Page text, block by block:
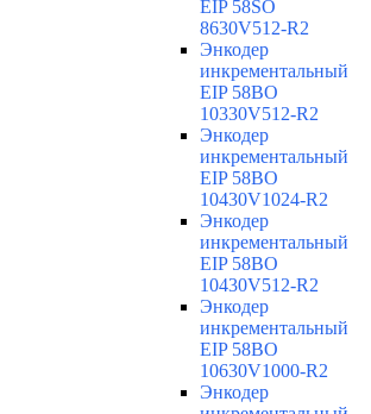
EIP 58SO
8630V512-R2
Энкодер
инкрементальный
EIP 58BO
10330V512-R2
Энкодер
инкрементальный
EIP 58BO
10430V1024-R2
Энкодер
инкрементальный
EIP 58BO
10430V512-R2
Энкодер
инкрементальный
EIP 58BO
10630V1000-R2
Энкодер